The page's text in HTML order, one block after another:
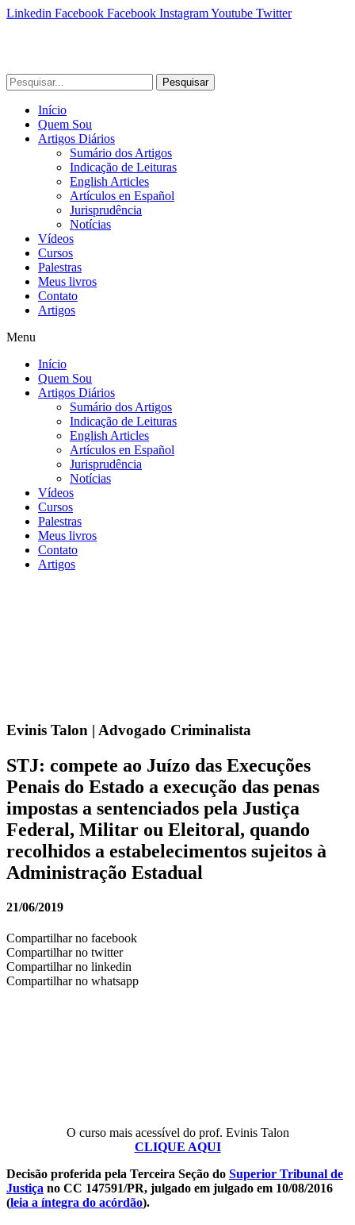
Linkedin Facebook Facebook InstagramYoutube Twitter
Pesquisar
Início
Quem Sou
Artigos Diários
Sumário dos Artigos
Indicação de Leituras
English Articles
Artículos en Español
Jurisprudência
Notícias
Vídeos
Cursos
Palestras
Meus livros
Contato
Artigos
Menu
Início
Quem Sou
Artigos Diários
Sumário dos Artigos
Indicação de Leituras
English Articles
Artículos en Español
Jurisprudência
Notícias
Vídeos
Cursos
Palestras
Meus livros
Contato
Artigos
Evinis Talon | Advogado Criminalista
STJ: compete ao Juízo das Execuções
Penais do Estado a execução das penas
impostas a sentenciados pela Justiça
Federal, Militar ou Eleitoral, quando
recolhidos a estabelecimentos sujeitos à
Administração Estadual
21/06/2019
Compartilhar no facebook
Compartilhar no twitter
Compartilhar no linkedin
Compartilhar no whatsapp
O curso mais acessível do prof. Evinis Talon
CLIQUE AQUI
Decisão proferida pela Terceira Seção do Superior Tribunal de
Justiça no CC 147591/PR, julgado em julgado em 10/08/2016
(leia a íntegra do acórdão).